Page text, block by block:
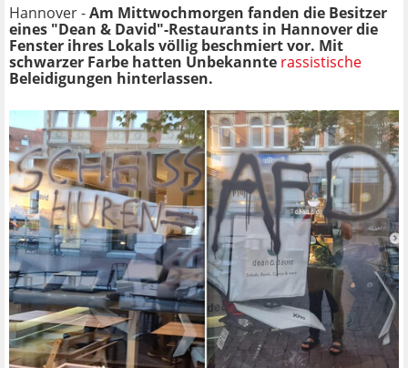
Hannover -Am Mittwochmorgen fanden die Besitzer
eines "Dean & David"-Restaurants in Hannover die
Fenster ihres Lokals völlig beschmiert vor. Mit
schwarzer Farbe hatten Unbekannte rassistische
Beleidigungen hinterlassen.